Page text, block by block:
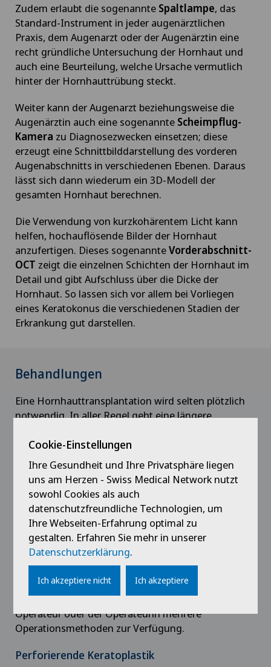
Zudem erlaubt die sogenannte Spaltlampe, das
Standard-Instrument in jeder augenärztlichen
Praxis, dem Augenarzt oder der Augenärztin eine
recht gründliche Untersuchung der Hornhaut und
auch eine Beurteilung, welche Ursache vermutlich
hinter der Hornhauttrübung steckt.
Weiter kann der Augenarzt beziehungsweise die
Augenärztin auch eine sogenannte Scheimpflug-
Kamera zu Diagnosezwecken einsetzen; diese
erzeugt eine Schnittbilddarstellung des vorderen
Augenabschnitts in verschiedenen Ebenen. Daraus
lässt sich dann wiederum ein 3D-Modell der
gesamten Hornhaut berechnen.
Die Verwendung von kurzkohärentem Licht kann
helfen, hochauflösende Bilder der Hornhaut
anzufertigen. Dieses sogenannteVorderabschnitt-
OCT zeigt die einzelnen Schichten der Hornhaut im
Detail und gibt Aufschluss über die Dicke der
Hornhaut. So lassen sich vor allem bei Vorliegen
eines Keratokonus die verschiedenen Stadien der
Erkrankung gut darstellen.
Behandlungen
Eine Hornhauttransplantation wird selten plötzlich
notwendig. In aller Regel geht eine längere
mit Ihrem Augenarzt/Ihrer Augenärztin vielfach über
die Erkrankung selbst und die Möglichkeiten der
Behandlung einschliesslich der
Hornhauttransplantation gesprochen haben.
Wichtig zu wissen ist, dass für eine
Hornhauttransplantation immer zunächst die
Hornhaut eines Spenders gebraucht wird;
Hornhauttransplantate stammen dabei immer von
Für die Transplantation selbst stehen dem
Operateur oder der Operateurin mehrere
Operationsmethoden zur Verfügung.
Perforierende Keratoplastik
Cookie-Einstellungen
Ihre Gesundheit und Ihre Privatsphäre liegen
uns am Herzen - Swiss Medical Network nutzt
sowohl Cookies als auch
datenschutzfreundliche Technologien, um
Ihre Webseiten-Erfahrung optimal zu
gestalten. Erfahren Sie mehr in unserer
Datenschutzerklärung.
Ich akzeptiere nicht Ich akzeptiere